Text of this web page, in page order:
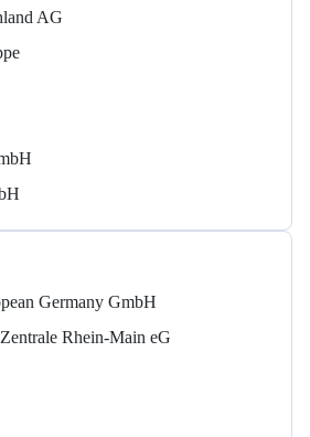
AG
Germany GmbH
Rhein-Main eG